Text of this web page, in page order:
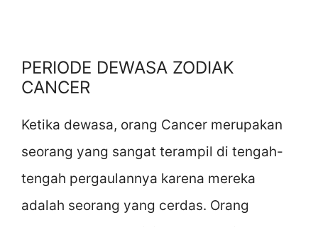
PERIODE DEWASA ZODIAK
CANCER
Ketika dewasa, orang Cancer merupakan
seorang yang sangat terampil di tengah-
tengah pergaulannya karena mereka
adalah seorang yang cerdas. Orang